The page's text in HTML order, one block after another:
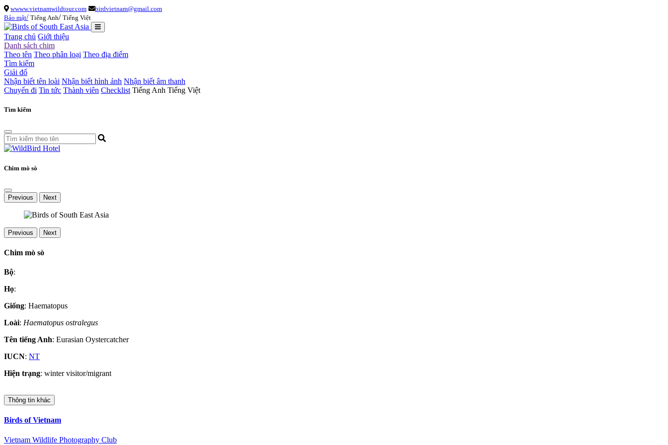
wwww.vietnamwildtour.com
birdvietnam@gmail.com
Bảo mật/ Tiếng Anh/ Tiếng Việt
Trang chủ Giới thiệu
Danh sách chim
Theo tên Theo phân loại Theo địa điểm
Tìm kiếm
Giải đố
Nhận biết tên loài Nhận biết hình ảnh Nhận biết âm thanh
Chuyến đi Tin tức Thành viên Checklist Tiếng Anh Tiếng Việt
Tìm kiếm
Chim mò sò
Previous Next
Previous Next
Chim mò sò
Bộ:
Họ:
Giống: Haematopus
Loài: Haematopus ostralegus
Tên tiếng Anh: Eurasian Oystercatcher
IUCN: NT
Hiện trạng: winter visitor/migrant
Thông tin khác
Birds of Vietnam
Vietnam Wildlife Photography Club